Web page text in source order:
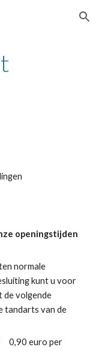
Skip to navigation
openingstijden
normale
kunt u voor
de volgende
tandarts van de
0,90 euro per